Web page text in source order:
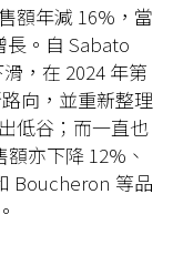
額年減 16%，當
。自 Sabato
，在 2024 年第
向，並重新整理
低谷；而一直也
亦下降 12%、
Boucheron 等品